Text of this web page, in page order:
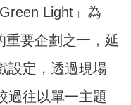
Light」為
重要企劃之一，延
設定，透過現場
過往以單一主題